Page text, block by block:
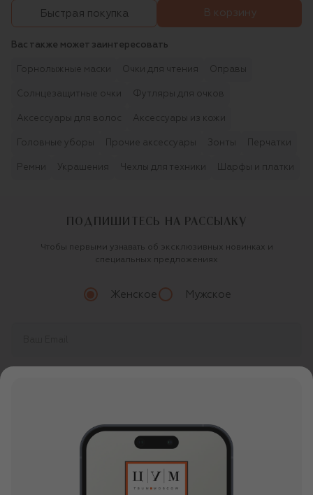
Быстрая покупка В корзину
Вас также может заинтересовать
Горнолыжные маски Очки для чтения Оправы
Солнцезащитные очки Футляры для очков
Аксессуары для волос Аксессуары из кожи
Головные уборы Прочие аксессуары Зонты Перчатки
Ремни Украшения Чехлы для техники Шарфы и платки
ПОДПИШИТЕСЬ НА РАССЫЛКУ
Чтобы первыми узнавать об эксклюзивных новинках и
специальных предложениях
Женское Мужское
О ЦУМ
О магазине
Новости и события
ОНЛАЙН ПОКУПКИ